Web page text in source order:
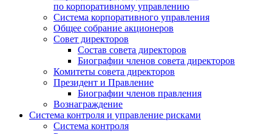
по корпоративному управлению
Система корпоративного управления
Общее собрание акционеров
Совет директоров
Состав совета директоров
Биографии членов совета директоров
Комитеты совета директоров
Президент и Правление
Биографии членов правления
Вознаграждение
Система контроля и управление рисками
Система контроля